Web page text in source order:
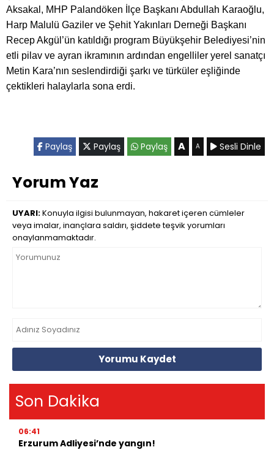
Aksakal, MHP Palandöken İlçe Başkanı Abdullah Karaoğlu,
Harp Malulü Gaziler ve Şehit Yakınları Derneği Başkanı
Recep Akgül’ün katıldığı program Büyükşehir Belediyesi’nin
etli pilav ve ayran ikramının ardından engelliler yerel sanatçı
Metin Kara’nın seslendirdiği şarkı ve türküler eşliğinde
çektikleri halaylarla sona erdi.
Paylaş Paylaş Paylaş A A Sesli Dinle
Yorum Yaz
UYARI:Konuyla ilgisi bulunmayan, hakaret içeren cümleler
veya imalar, inançlara saldırı, şiddete teşvik yorumları
onaylanmamaktadır.
Yorumu Kaydet
Son Dakika
06:41
Erzurum Adliyesi’nde yangın!